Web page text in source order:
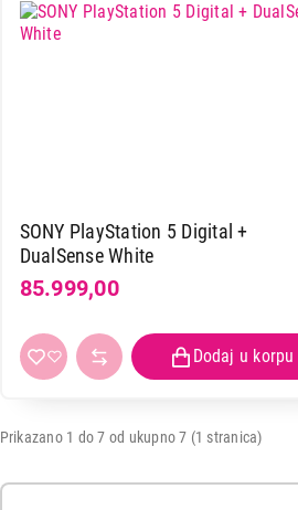
SONY PlayStation 5 Digital +
DualSense White
85.999,00
Prikazano 1 do 7 od ukupno 7 (1 stranica)
33.499,00
SONY